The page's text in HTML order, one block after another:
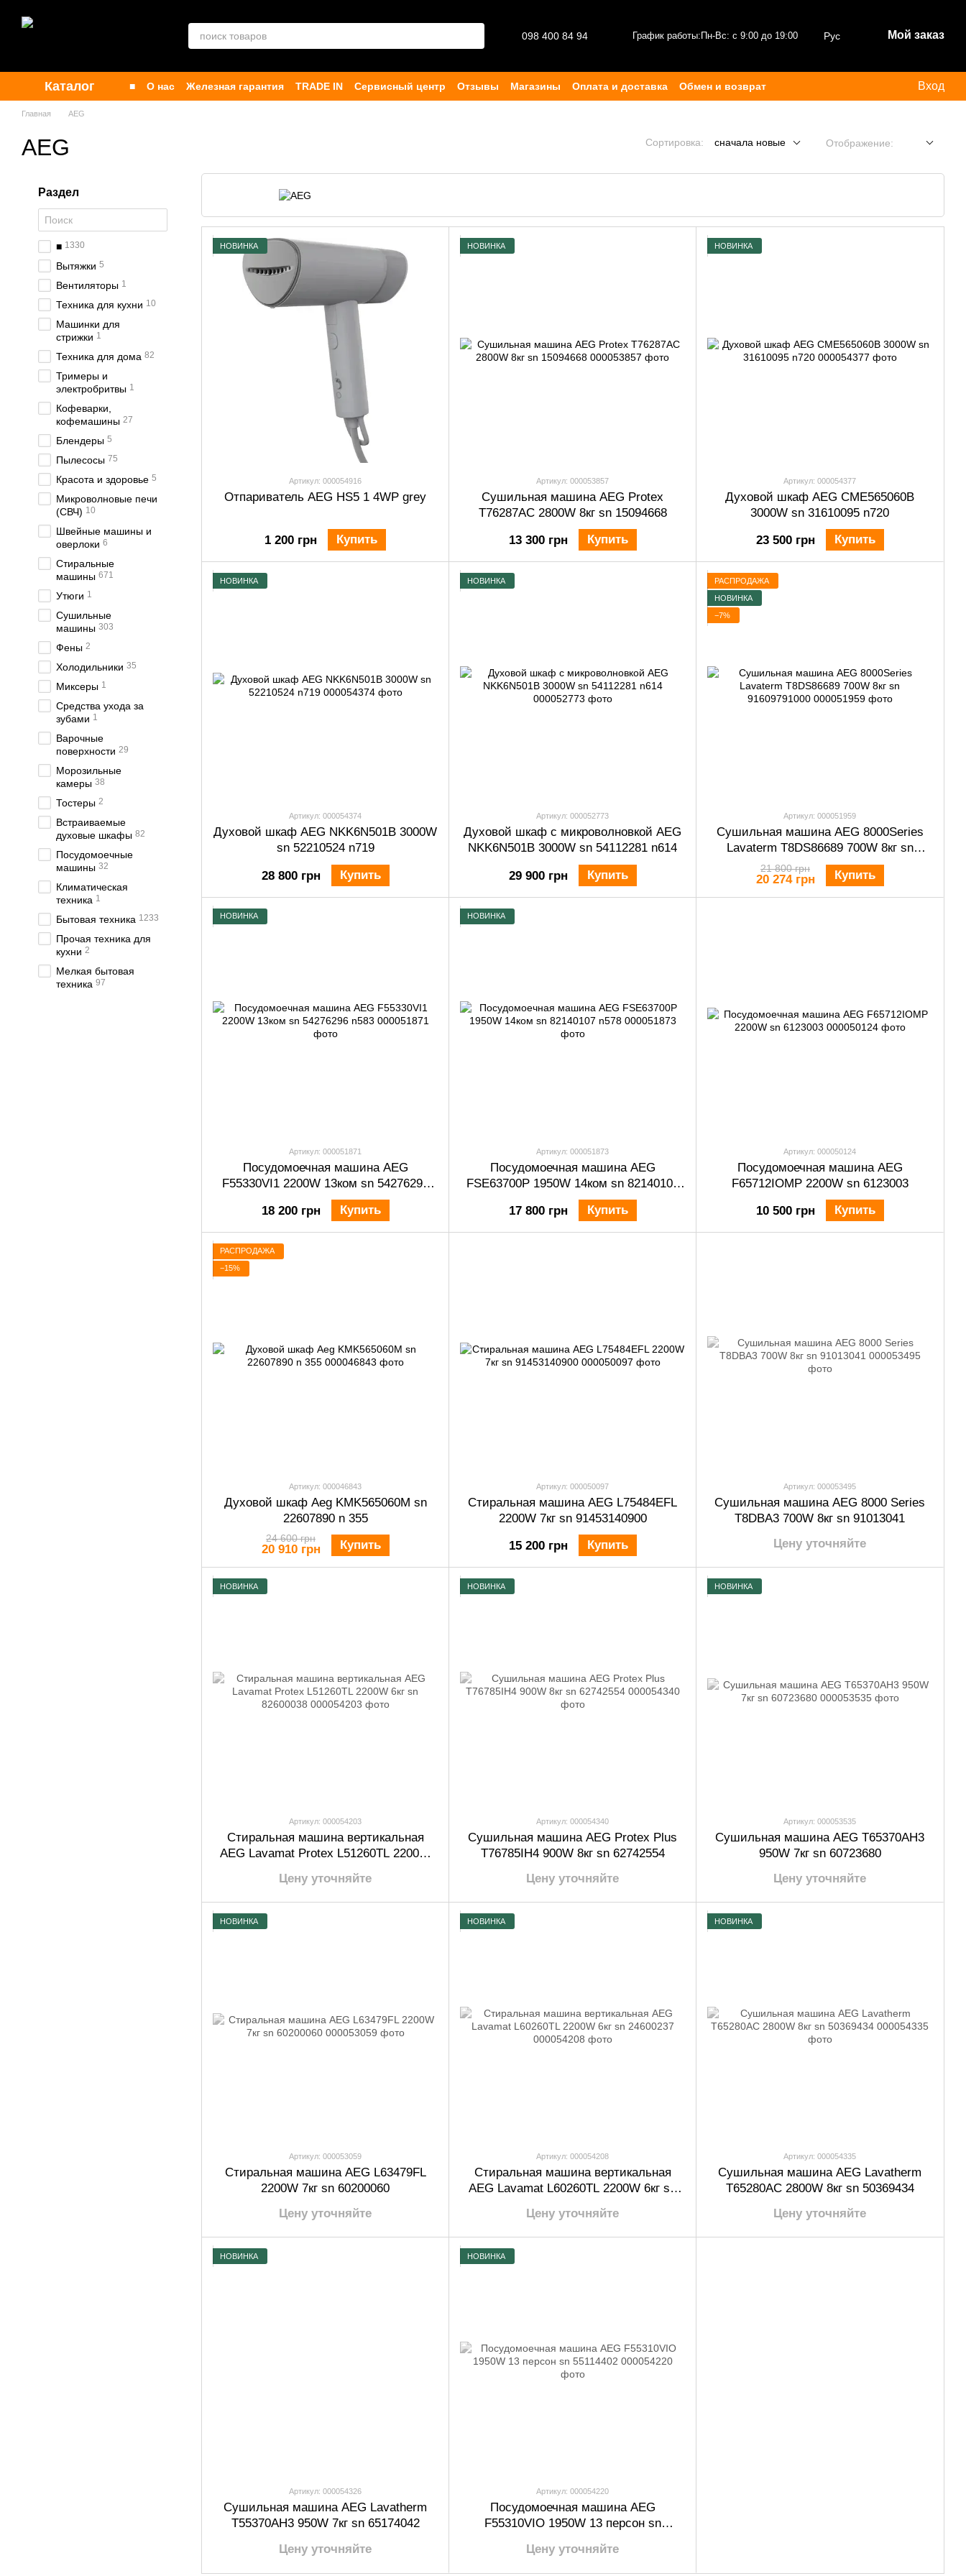
098 400 84 94‬ График работы: Пн-Вс: с 9:00 до 19:00 Рус Мой заказ
Каталог ■ О нас Железная гарантия TRADE IN Сервисный центр Отзывы Магазины Оплата и доставка
Обмен и возврат
Контакты
Бренды Публичная оферта
Вход
Главная AEG
AEG Сортировка: сначала новые Отображение:
НОВИНКА
Артикул: 000054916
Отпариватель AEG HS5 1 4WP grey
1 200 грн Купить
НОВИНКА
Артикул: 000053857
Сушильная машина AEG Protex
T76287AC 2800W 8кг sn 15094668
13 300 грн Купить
НОВИНКА
Артикул: 000054377
Духовой шкаф AEG CME565060B
3000W sn 31610095 n720
23 500 грн Купить
НОВИНКА
Артикул: 000054374
Духовой шкаф AEG NKK6N501B 3000W
sn 52210524 n719
28 800 грн Купить
НОВИНКА
Артикул: 000052773
Духовой шкаф с микроволновкой AEG
NKK6N501B 3000W sn 54112281 n614
29 900 грн Купить
РАСПРОДАЖА
НОВИНКА
−7%
Артикул: 000051959
Сушильная машина AEG 8000Series
Lavaterm T8DS86689 700W 8кг sn
91609791000
21 800 грн
20 274 грн Купить
НОВИНКА
Артикул: 000051871
Посудомоечная машина AEG
F55330VI1 2200W 13ком sn 54276296
n583
18 200 грн
Купить
НОВИНКА
Артикул: 000051873
Посудомоечная машина AEG
FSE63700P 1950W 14ком sn 82140107
n578
17 800 грн
Купить
Артикул: 000050124
Посудомоечная машина AEG
F65712IOMP 2200W sn 6123003
10 500 грн Купить
РАСПРОДАЖА
−15%
Артикул: 000046843
Духовой шкаф Aeg KMK565060M sn
22607890 n 355
24 600 грн
20 910 грн Купить
Артикул: 000050097
Стиральная машина AEG L75484EFL
2200W 7кг sn 91453140900
15 200 грн Купить
Артикул: 000053495
Сушильная машина AEG 8000 Series
T8DBA3 700W 8кг sn 91013041
Цену уточняйте
НОВИНКА
Артикул: 000054203
Стиральная машина вертикальная
AEG Lavamat Protex L51260TL 2200W
Цену уточняйте
НОВИНКА
Артикул: 000054340
Сушильная машина AEG Protex Plus
T76785IH4 900W 8кг sn 62742554
Цену уточняйте
НОВИНКА
Артикул: 000053535
Сушильная машина AEG T65370AH3
950W 7кг sn 60723680
Цену уточняйте
НОВИНКА
Артикул: 000053059
Стиральная машина AEG L63479FL
2200W 7кг sn 60200060
Цену уточняйте
НОВИНКА
Артикул: 000054208
Стиральная машина вертикальная
AEG Lavamat L60260TL 2200W 6кг sn
Цену уточняйте
НОВИНКА
Артикул: 000054335
Сушильная машина AEG Lavatherm
T65280AC 2800W 8кг sn 50369434
Цену уточняйте
НОВИНКА
Артикул: 000054326
Сушильная машина AEG Lavatherm
T55370AH3 950W 7кг sn 65174042
Цену уточняйте
НОВИНКА
Артикул: 000054220
Посудомоечная машина AEG
F55310VIO 1950W 13 персон sn
Цену уточняйте
Раздел
■ 1330
Вытяжки 5
Вентиляторы 1
Техника для кухни 10
Машинки для
стрижки 1
Техника для дома 82
Тримеры и
электробритвы 1
Кофеварки,
кофемашины 27
Блендеры 5
Пылесосы 75
Красота и здоровье 5
Микроволновые печи
(СВЧ) 10
Швейные машины и
оверлоки 6
Стиральные
машины 671
Утюги 1
Сушильные
машины 303
Фены 2
Холодильники 35
Миксеры 1
Средства ухода за
зубами 1
Варочные
поверхности 29
Морозильные
камеры 38
Тостеры 2
Встраиваемые
духовые шкафы 82
Посудомоечные
машины 32
Климатическая
техника 1
Бытовая техника 1233
Прочая техника для
кухни 2
Мелкая бытовая
техника 97